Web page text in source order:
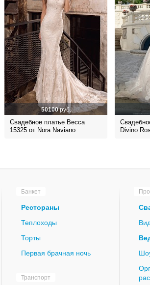
50100руб.
Свадебное платье Becca
15325 от Nora Naviano
Divino
Банкет
Рестораны
Теплоходы
Торты
Первая брачная ночь
Транспорт